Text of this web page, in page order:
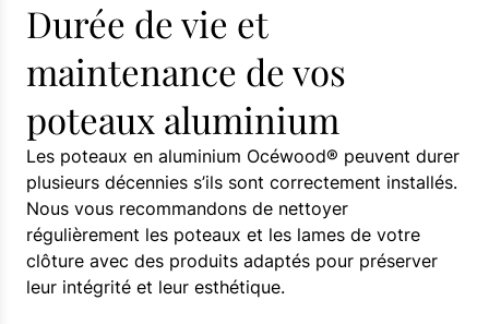
Durée de vie et
maintenance de vos
poteaux aluminium
Les poteaux en aluminium Océwood® peuvent durer
plusieurs décennies s’ils sont correctement installés.
Nous vous recommandons de nettoyer
régulièrement les poteaux et les lames de votre
clôture avec des produits adaptés pour préserver
leur intégrité et leur esthétique.